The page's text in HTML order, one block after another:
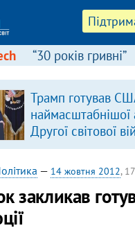
“30 років гривні”
Трамп готував
наймасштабнішої
Другої світової
— 14 жовтня 2012,
закликав